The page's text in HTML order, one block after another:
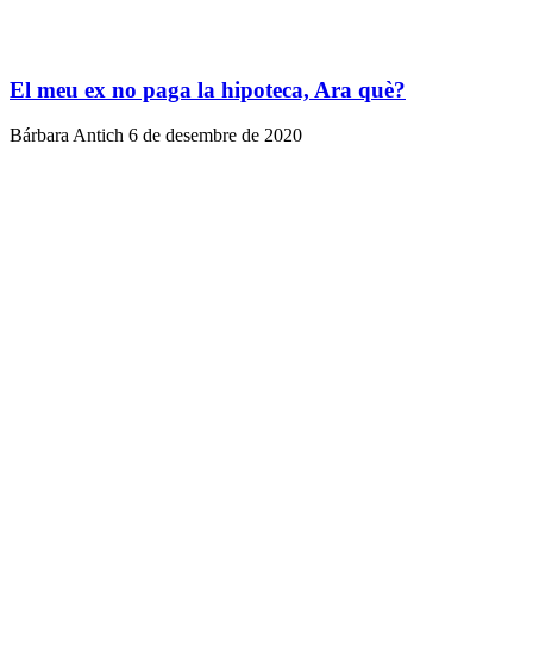
El meu ex no paga la hipoteca, Ara què?
Bárbara Antich 6 de desembre de 2020